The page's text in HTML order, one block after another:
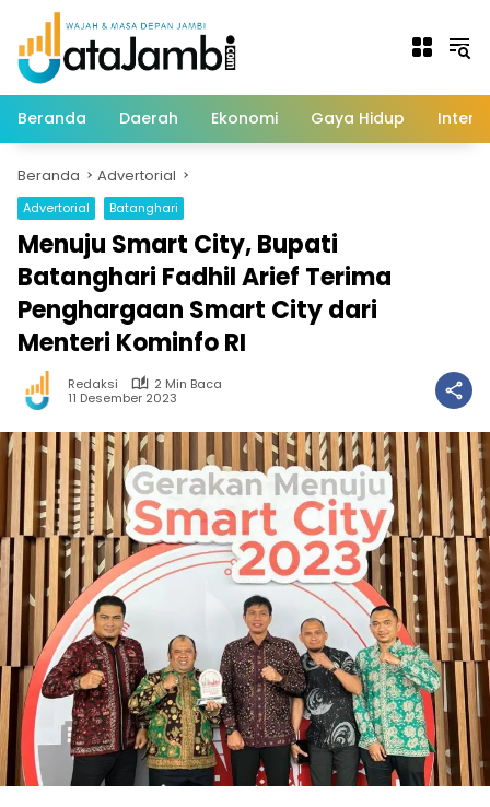
Langsung
konten
Beranda Daerah Ekonomi Gaya Hidup
Beranda Advertorial
Advertorial Batanghari
Menuju Smart City, Bupati
Batanghari Fadhil Arief Terima
Penghargaan Smart City dari
Menteri Kominfo RI
Redaksi
2 Min Baca
11 Desember 2023